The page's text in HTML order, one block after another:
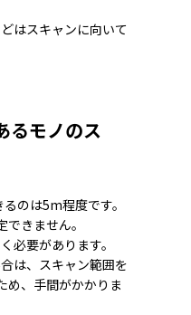
はスキャンに向いて
るモノのス
のは5m程度です。
きません。
必要があります。
は、スキャン範囲を
め、手間がかかりま